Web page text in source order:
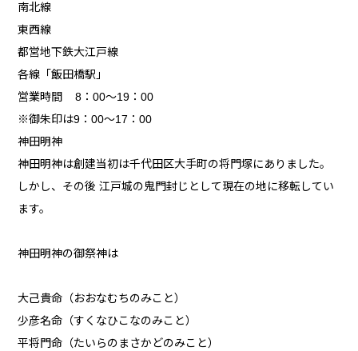
南北線
東西線
都営地下鉄大江戸線
各線「飯田橋駅」
営業時間 8：00～19：00
※御朱印は9：00～17：00
神田明神
神田明神は創建当初は千代田区大手町の将門塚にありました。
しかし、その後 江戸城の鬼門封じとして現在の地に移転してい
ます。
神田明神の御祭神は
大己貴命（おおなむちのみこと）
少彦名命（すくなひこなのみこと）
平将門命（たいらのまさかどのみこと）